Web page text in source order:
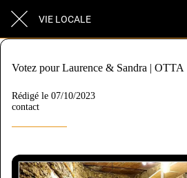
VIE LOCALE
Votez pour Laurence & Sandra | OTTA
Rédigé le 07/10/2023
contact